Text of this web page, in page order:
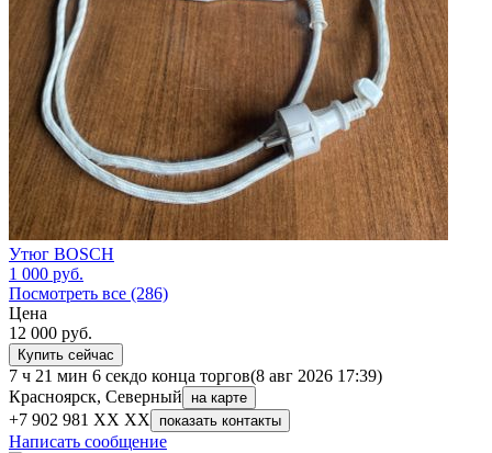
Утюг BOSCH
1 000 руб.
Посмотреть все (286)
Цена
12 000 руб.
Купить сейчас
7 ч 21 мин 6 секдо конца торгов(8 авг 2026 17:39)
Красноярск, Северный
на карте
+7 902 981 XX XX показать контакты
Написать сообщение